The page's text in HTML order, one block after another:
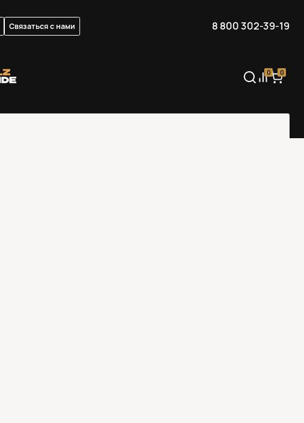
Связаться с нами 8 800 302-39-19
0 0